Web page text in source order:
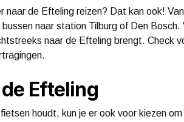
naar de Efteling reizen? Dat kan ook!
naar station Tilburg of Den Bosch.
naar de Efteling brengt. Check
Efteling
houdt, kun je er ook voor kiezen